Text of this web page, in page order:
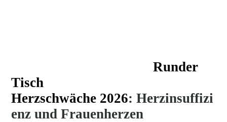
Runder
Tisch
Herzschwäche 2026:Herzinsuffizi
enz und Frauenherzen